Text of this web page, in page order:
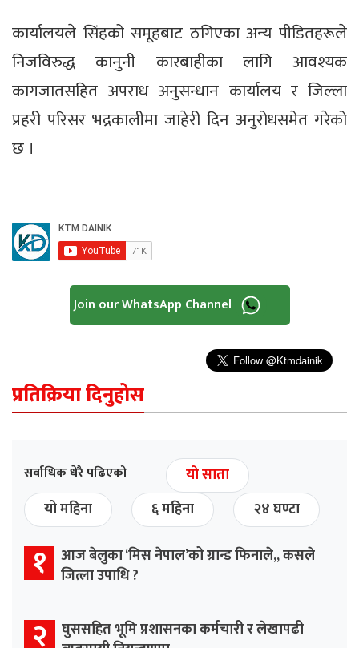
कार्यालयले सिंहको समूहबाट ठगिएका अन्य पीडितहरूले
निजविरुद्ध कानुनी कारबाहीका लागि आवश्यक
कागजातसहित अपराध अनुसन्धान कार्यालय र जिल्ला
प्रहरी परिसर भद्रकालीमा जाहेरी दिन अनुरोधसमेत गरेको
छ ।
Join our WhatsApp Channel
प्रतिक्रिया दिनुहोस
सर्वाधिक धेरै पढिएको
यो साता
यो महिना
६ महिना २४ घण्टा
१ आज बेलुका ‘मिस नेपाल’को ग्रान्ड फिनाले,, कसले
जित्ला उपाधि ?
२ घुससहित भूमि प्रशासनका कर्मचारी र लेखापढी